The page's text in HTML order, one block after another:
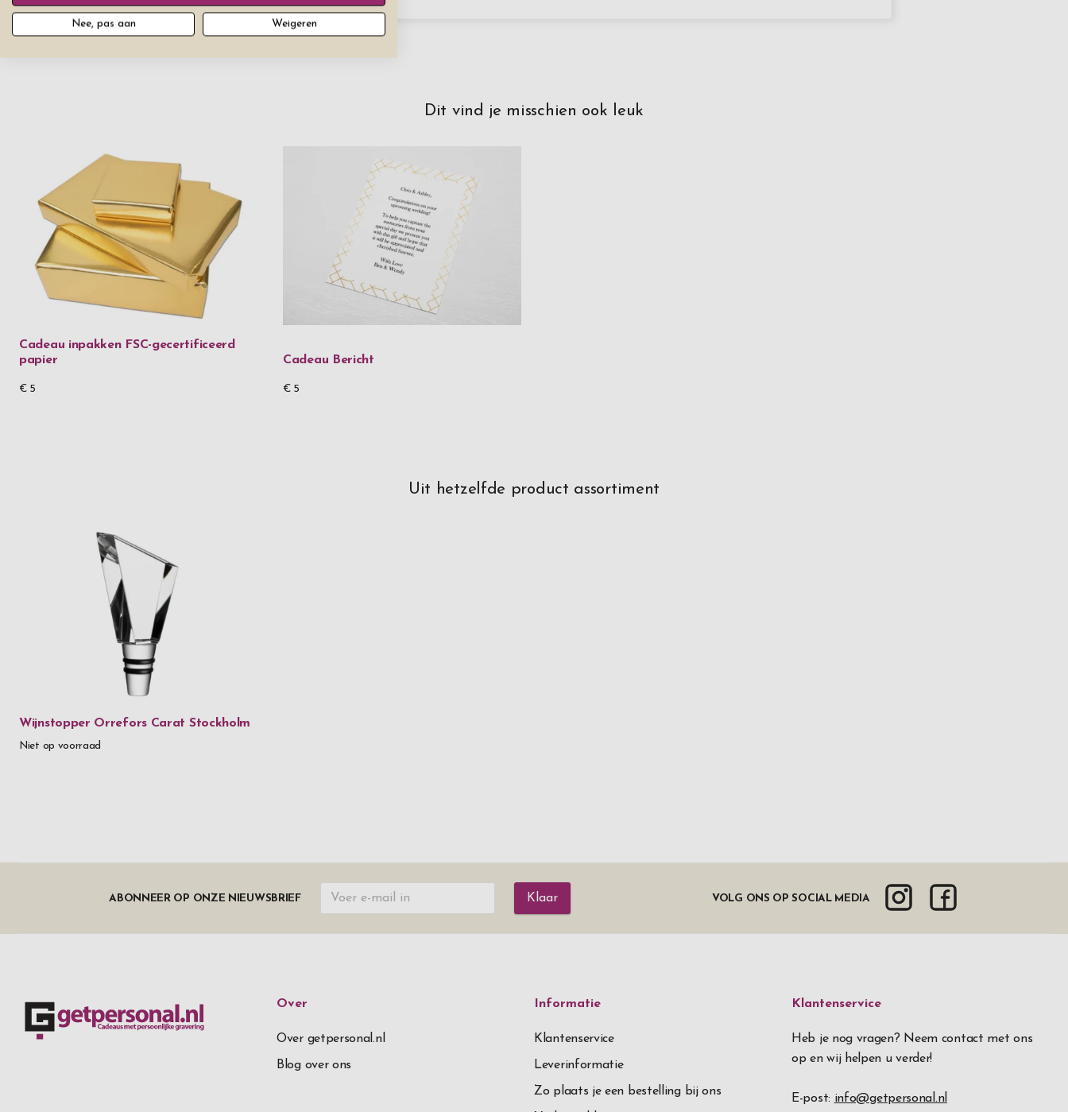
Dit vind je misschien ook leuk
Cadeau inpakken FSC-gecertificeerd
papier
€ 5
Cadeau Bericht
€ 5
Uit hetzelfde product assortiment
Wijnstopper Orrefors Carat Stockholm
Niet op voorraad
ABONNEER OP ONZE NIEUWSBRIEF Klaar VOLG ONS OP SOCIAL MEDIA
Over
Over getpersonal.nl
Blog over ons
Informatie
Klantenservice
Leverinformatie
Zo plaats je een bestelling bij ons
Klantenservice
Heb je nog vragen? Neem contact met ons
op en wij helpen u verder!
E-post: info@getpersonal.nl
Nee, pas aan Weigeren